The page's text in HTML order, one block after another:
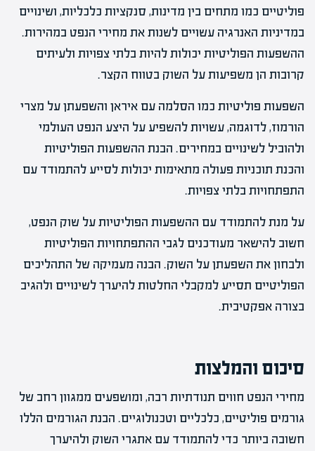
פוליטיים כמו מתחים בין מדינות, סנקציות כלכליות, ושינויים
במדיניות האנרגיה עשויים לשנות את מחירי הנפט במהירות.
ההשפעות הפוליטיות יכולות להיות בלתי צפויות ולעיתים
קרובות הן משפיעות על השוק בטווח הקצר.
השפעות פוליטיות כמו הסלמה עם איראן והשפעתן על מצרי
הורמוז, לדוגמה, עשויות להשפיע על היצע הנפט העולמי
ולהוביל לשינויים במחירים. הבנת ההשפעות הפוליטיות
והכנת תוכניות פעולה מתאימות יכולות לסייע להתמודד עם
התפתחויות בלתי צפויות.
על מנת להתמודד עם ההשפעות הפוליטיות על שוק הנפט,
חשוב להישאר מעודכנים לגבי ההתפתחויות הפוליטיות
ולבחון את השפעתן על השוק. הבנה מעמיקה של התהליכים
הפוליטיים תסייע למקבלי החלטות להיערך לשינויים ולהגיב
בצורה אפקטיבית.
סיכום והמלצות
מחירי הנפט חווים תנודתיות רבה, ומושפעים ממגוון רחב של
גורמים פוליטיים, כלכליים וטכנולוגיים. הבנת הגורמים הללו
חשובה ביותר כדי להתמודד עם אתגרי השוק ולהיערך